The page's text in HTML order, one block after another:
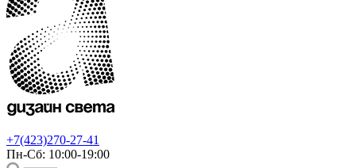
+7(423)270-27-41
Пн-Сб: 10:00-19:00